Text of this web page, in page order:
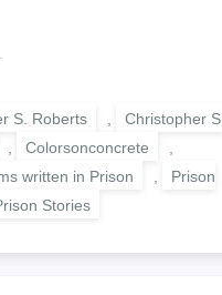
S. Roberts
Christopher S.
Colorsonconcrete
written in Prison
Prison
Stories